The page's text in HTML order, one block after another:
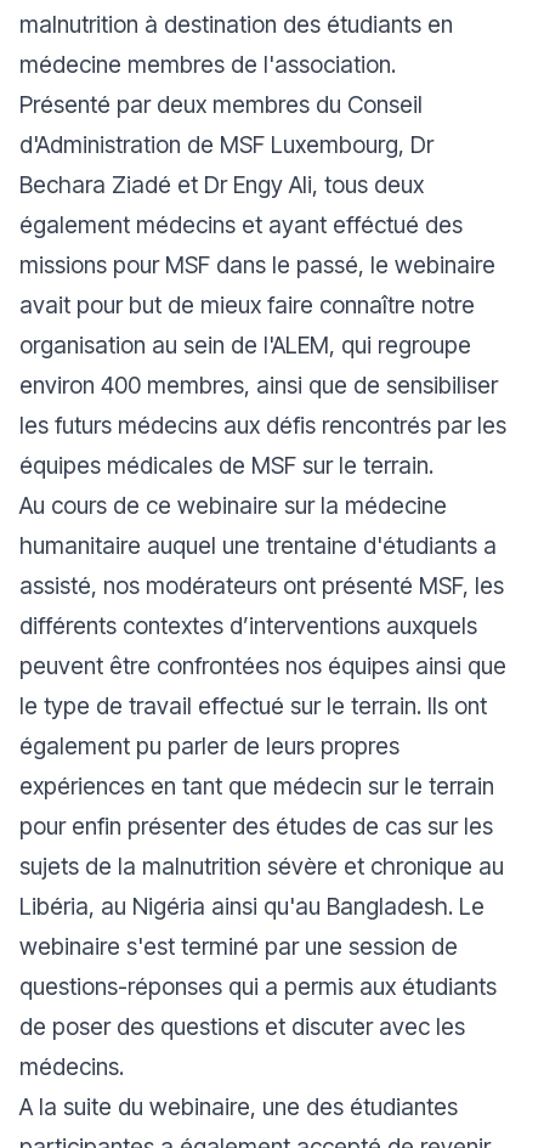
malnutrition à destination des étudiants en
médecine membres de l'association.
Présenté par deux membres du Conseil
d'Administration de MSF Luxembourg, Dr
Bechara Ziadé et Dr Engy Ali, tous deux
également médecins et ayant efféctué des
missions pour MSF dans le passé, le webinaire
avait pour but de mieux faire connaître notre
organisation au sein de l'ALEM, qui regroupe
environ 400 membres, ainsi que de sensibiliser
les futurs médecins aux défis rencontrés par les
équipes médicales de MSF sur le terrain.
Au cours de ce webinaire sur la médecine
humanitaire auquel une trentaine d'étudiants a
assisté, nos modérateurs ont présenté MSF, les
différents contextes d’interventions auxquels
peuvent être confrontées nos équipes ainsi que
le type de travail effectué sur le terrain. Ils ont
également pu parler de leurs propres
expériences en tant que médecin sur le terrain
pour enfin présenter des études de cas sur les
sujets de la malnutrition sévère et chronique au
Libéria, au Nigéria ainsi qu'au Bangladesh. Le
webinaire s'est terminé par une session de
questions-réponses qui a permis aux étudiants
de poser des questions et discuter avec les
médecins.
A la suite du webinaire, une des étudiantes